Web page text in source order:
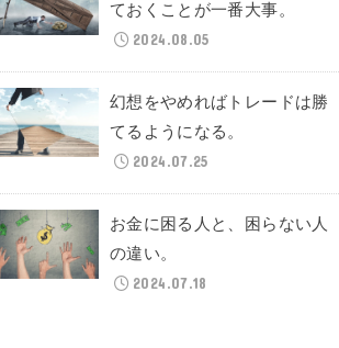
ておくことが一番大事。
2024.08.05
幻想をやめればトレードは勝
てるようになる。
2024.07.25
お金に困る人と、困らない人
の違い。
2024.07.18